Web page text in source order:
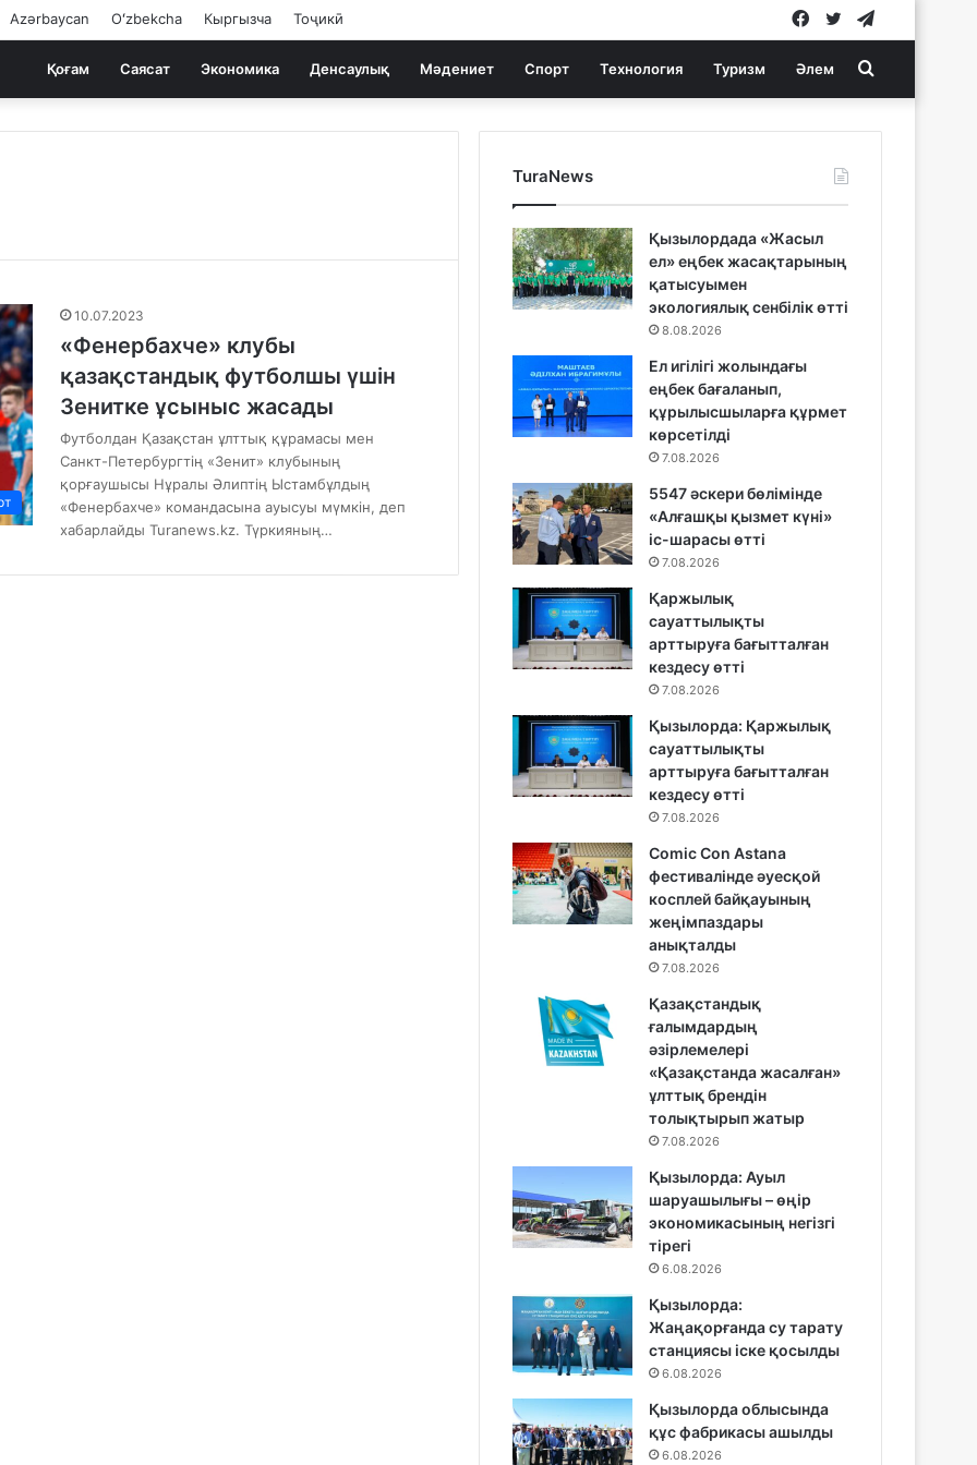
Azərbaycan Oʻzbekcha Кыргызча Тоҷикӣ Twitter
Facebook
Қоғам Саясат Экономика Денсаулық Мәдениет Спорт Технология Туризм Әлем Search
for
10.07.2023
«Фенербахче» клубы
қазақстандық футболшы үшін
Зенитке ұсыныс жасады
Футболдан Қазақстан ұлттық құрамасы мен
Санкт-Петербургтің «Зенит» клубының
қорғаушысы Нұралы Әлиптің Ыстамбұлдың
«Фенербахче» командасына ауысуы мүмкін, деп
хабарлайды Turanews.kz. Түркияның…
TuraNews
Қызылордада «Жасыл
ел» еңбек жасақтарының
қатысуымен
экологиялық сенбілік өтті
8.08.2026
Ел игілігі жолындағы
еңбек бағаланып,
құрылысшыларға құрмет
көрсетілді
7.08.2026
5547 әскери бөлімінде
«Алғашқы қызмет күні»
іс-шарасы өтті
7.08.2026
Қаржылық
сауаттылықты
арттыруға бағытталған
кездесу өтті
7.08.2026
Қызылорда: Қаржылық
сауаттылықты
арттыруға бағытталған
кездесу өтті
7.08.2026
Comic Con Astana
фестивалінде әуесқой
косплей байқауының
жеңімпаздары
анықталды
7.08.2026
Қазақстандық
ғалымдардың
әзірлемелері
«Қазақстанда жасалған»
ұлттық брендін
толықтырып жатыр
7.08.2026
Қызылорда: Ауыл
шаруашылығы – өңір
экономикасының негізгі
тірегі
6.08.2026
Қызылорда:
Жаңақорғанда су тарату
станциясы іске қосылды
6.08.2026
Қызылорда облысында
құс фабрикасы ашылды
6.08.2026